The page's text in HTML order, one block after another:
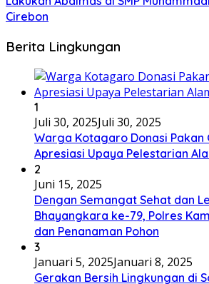
Cirebon
Berita Lingkungan
1
Juli 30, 2025Juli 30, 2025
Warga Kotagaro Donasi Pakan
Apresiasi Upaya Pelestarian
2
Juni 15, 2025
Dengan Semangat Sehat dan
Bhayangkara ke-79, Polres
dan Penanaman Pohon
3
Januari 5, 2025Januari 8, 2025
Gerakan Bersih Lingkungan di